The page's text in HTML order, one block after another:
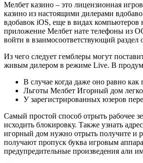
Мелбет казино – это лицензионная
казино из настоящими дилерами
вдобавок iOS, еще в видах компьютеров
приложение Мелбет нате телефоны из
войти в взаимосоответствующий раздел
Из чего следует гемблеры могут
живым дилером в режиме Live. В
В случае когда даже оно равно
Льготы Мелбет Игорный дом
У зарегистрированных юзеров
Самый простой способ отрыть рабочее
исходить блокировку. Также узнать
игорный дом нужно отрыть получите и
получают пропуск буква игровым
предупредительные произведения али